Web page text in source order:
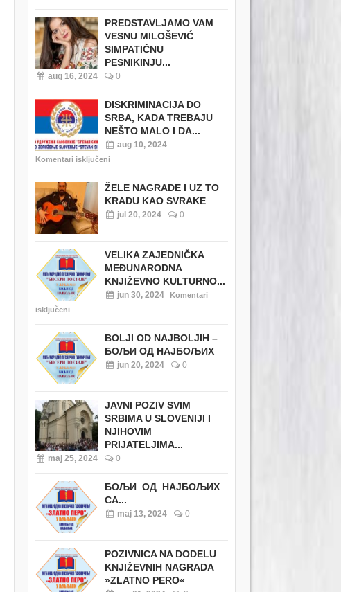
PREDSTAVLJAMO VAM
VESNU MILOŠEVIĆ
SIMPATIČNU
PESNIKINJU...
aug 16, 2024 0
DISKRIMINACIJA DO
SRBA, KADA TREBAJU
NEŠTO MALO I DA...
aug 10, 2024
Komentari isključeni
ŽELE NAGRADE I UZ TO
KRADU KAO SVRAKE
jul 20, 2024 0
VELIKA ZAJEDNIČKA
MEĐUNARODNA
KNJIŽEVNO KULTURNO...
jun 30, 2024
Komentari
isključeni
BOLJI OD NAJBOLJIH –
БОЉИ ОД НАЈБОЉИХ
jun 20, 2024 0
JAVNI POZIV SVIM
SRBIMA U SLOVENIJI I
NJIHOVIM
PRIJATELJIMA...
maj 25, 2024 0
БОЉИ ОД НАЈБОЉИХ
СА...
maj 13, 2024 0
POZIVNICA NA DODELU
KNJIŽEVNIH NAGRADA
»ZLATNO PERO«